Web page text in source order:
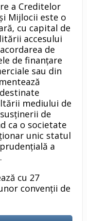
a Creditelor
Mijlocii este o
cu capital de
accesului
de
de finanţare
sau din
mediului de
de
ca o societate
unic statul
a
cu 27
convenţii de